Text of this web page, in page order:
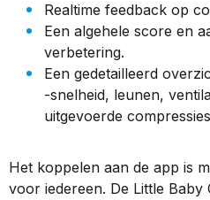
Realtime feedback op
Een algehele score en
verbetering.
Een gedetailleerd
-snelheid, leunen,
uitgevoerde
Het koppelen aan de app is
voor iedereen. De Little Baby